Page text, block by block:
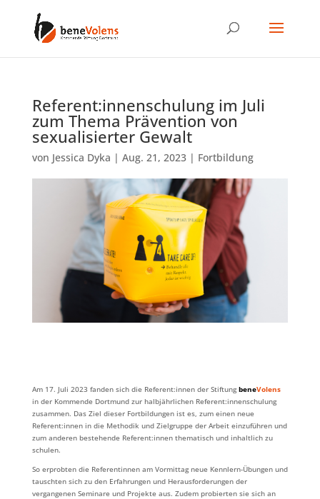
Referent:innenschulung im Juli
zum Thema Prävention von
sexualisierter Gewalt
von Jessica Dyka | Aug. 21, 2023| Fortbildung
Am 17. Juli 2023 fanden sich die Referent:innen der StiftungbeneVolens
in der Kommende Dortmund zur halbjährlichen Referent:innenschulung
zusammen. Das Ziel dieser Fortbildungen ist es, zum einen neue
Referent:innen in die Methodik und Zielgruppe der Arbeit einzuführen und
zum anderen bestehende Referent:innen thematisch und inhaltlich zu
schulen.
So erprobten die Referentinnen am Vormittag neue Kennlern-Übungen und
tauschten sich zu den Erfahrungen und Herausforderungen der
vergangenen Seminare und Projekte aus. Zudem probierten sie sich an